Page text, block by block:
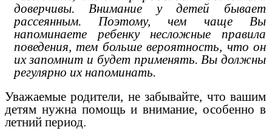
доверчивы. Внимание у детей бывает
рассеянным. Поэтому, чем чаще Вы
напоминаете ребенку несложные правила
поведения, тем больше вероятность, что он
их запомнит и будет применять. Вы должны
регулярно их напоминать.
Уважаемые родители, не забывайте, что вашим
детям нужна помощь и внимание, особенно в
летний период.